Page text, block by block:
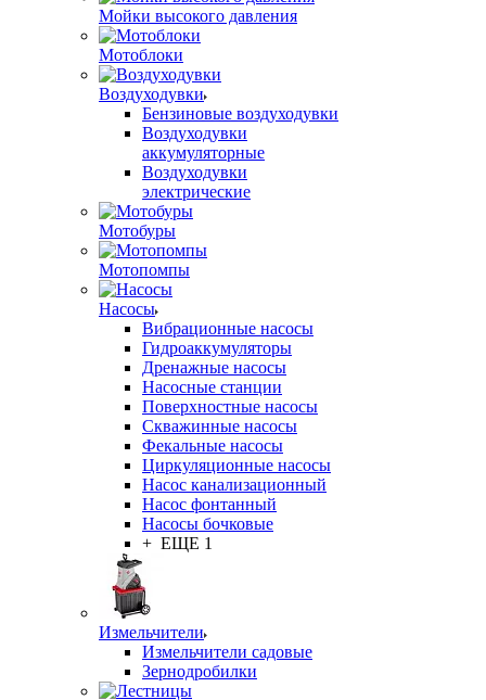
Мойки высокого давления
Мотоблоки
Воздуходувки
Бензиновые воздуходувки
Воздуходувки
аккумуляторные
Воздуходувки
электрические
Мотобуры
Мотопомпы
Насосы
Вибрационные насосы
Гидроаккумуляторы
Дренажные насосы
Насосные станции
Поверхностные насосы
Скважинные насосы
Фекальные насосы
Циркуляционные насосы
Насос канализационный
Насос фонтанный
Насосы бочковые
+ ЕЩЕ 1
Измельчители
Измельчители садовые
Зернодробилки